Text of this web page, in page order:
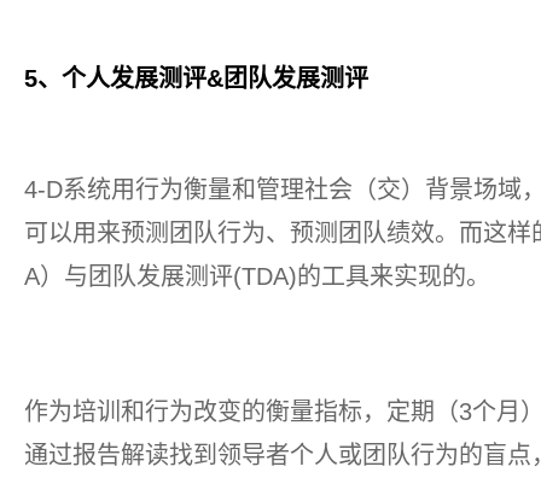
5、个人发展测评&团队发展测评
4-D系统用行为衡量和管理社会（交）背景场域
可以用来预测团队行为、预测团队绩效。而这
A）与团队发展测评(TDA)的工具来实现的。
作为培训和行为改变的衡量指标，定期（3个月
通过报告解读找到领导者个人或团队行为的盲